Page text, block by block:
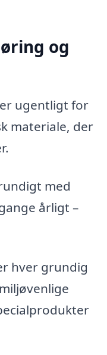
og
ugentligt for
materiale, der
med
årligt –
hver grundig